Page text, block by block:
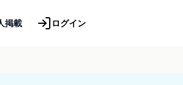
掲載 ログイン